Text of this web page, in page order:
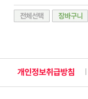
개인정보취급방침